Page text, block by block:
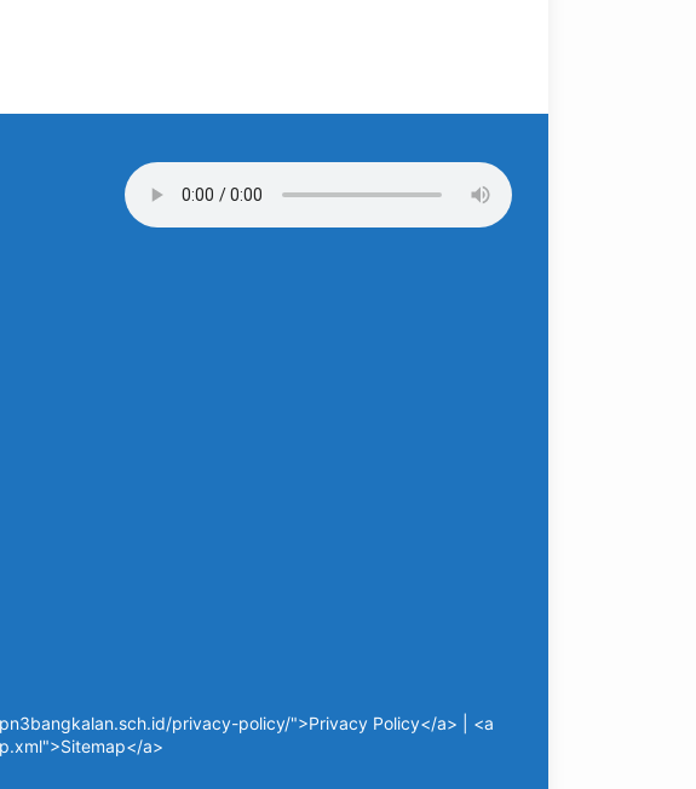
privacy-policy/">Privacy Policy</a> | <a
a>